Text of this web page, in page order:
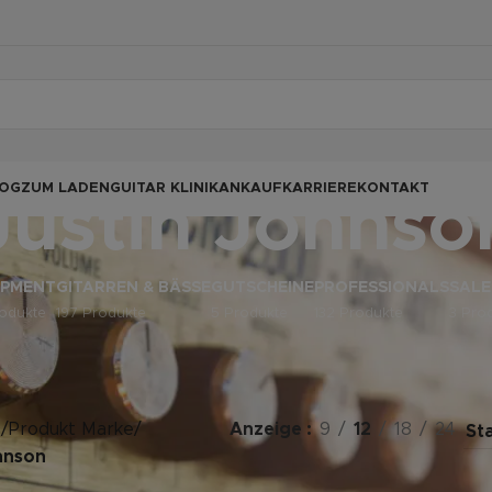
ZUM LADEN GUITAR KLINIKANKAUF KARRIERE KONTAKT
GITARREN & BÄSSE
197 Produkte
GUTSCHEINE PROFESSIONALS
132 Produkte
/Produkt Marke/
Anzeige 9 12 18 24